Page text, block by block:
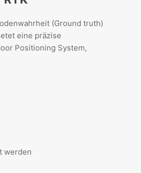
(Ground truth)
eine präzise
Positioning System,
werden